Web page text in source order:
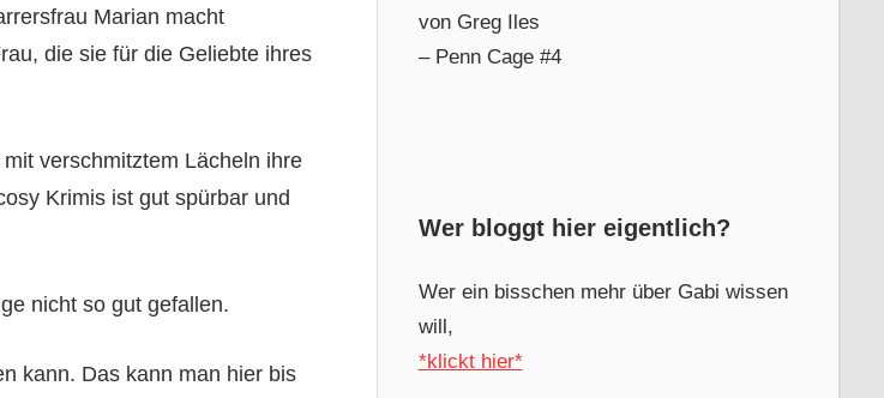
Marian macht
die sie für die Geliebte ihres
verschmitztem Lächeln ihre
Krimis ist gut spürbar und
nicht so gut gefallen.
kann. Das kann man hier bis
von Greg Iles
– Penn Cage #4
Wer bloggt hier eigentlich?
Wer ein bisschen mehr über Gabi wissen
will,
*klickt hier*